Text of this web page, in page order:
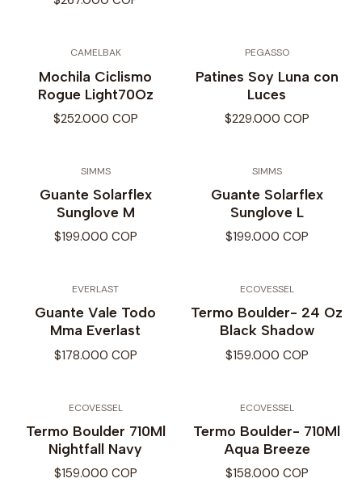
CAMELBAK
Mochila Ciclismo
Rogue Light70Oz
$252.000 COP
PEGASSO
Patines Soy Luna con
Luces
$229.000 COP
SIMMS
Guante Solarflex
Sunglove M
$199.000 COP
SIMMS
Guante Solarflex
Sunglove L
$199.000 COP
EVERLAST
Guante Vale Todo
Mma Everlast
$178.000 COP
ECOVESSEL
Termo Boulder- 24 Oz
Black Shadow
$159.000 COP
ECOVESSEL
Termo Boulder 710Ml
Nightfall Navy
$159.000 COP
ECOVESSEL
Termo Boulder- 710Ml
Aqua Breeze
$158.000 COP